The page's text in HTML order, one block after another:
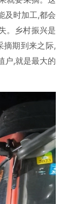
及时加工,都会
。乡村振兴是
摘期到来之际,
户,就是最大的